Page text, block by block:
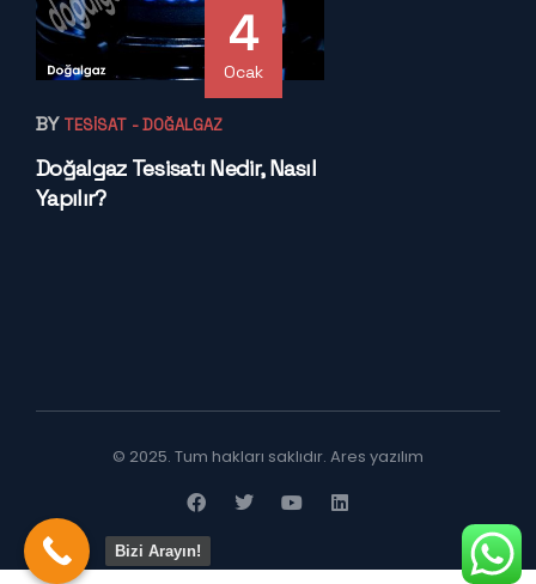
4
Ocak
BY TESISAT - DOĞALGAZ
Doğalgaz Tesisatı Nedir, Nasıl
Yapılır?
© 2025. Tum hakları saklıdır. Ares yazılım
Bizi Arayın!